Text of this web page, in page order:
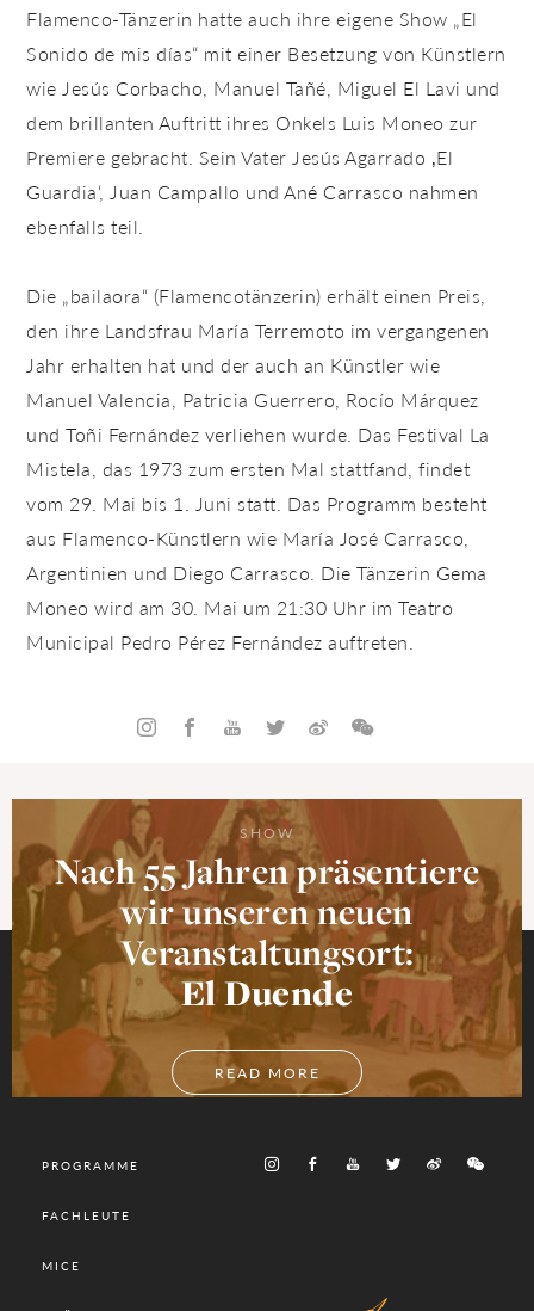
Flamenco-Tänzerin hatte auch ihre eigene Show „El
Sonido de mis días“ mit einer Besetzung von Künstlern
wie Jesús Corbacho, Manuel Tañé, Miguel El Lavi und
dem brillanten Auftritt ihres Onkels Luis Moneo zur
Premiere gebracht. Sein Vater Jesús Agarrado ‚El
Guardia‘, Juan Campallo und Ané Carrasco nahmen
ebenfalls teil.
Die „bailaora“ (Flamencotänzerin) erhält einen Preis,
den ihre Landsfrau María Terremoto im vergangenen
Jahr erhalten hat und der auch an Künstler wie
Manuel Valencia, Patricia Guerrero, Rocío Márquez
und Toñi Fernández verliehen wurde. Das Festival La
Mistela, das 1973 zum ersten Mal stattfand, findet
vom 29. Mai bis 1. Juni statt. Das Programm besteht
aus Flamenco-Künstlern wie María José Carrasco,
Argentinien und Diego Carrasco. Die Tänzerin Gema
Moneo wird am 30. Mai um 21:30 Uhr im Teatro
Municipal Pedro Pérez Fernández auftreten.
SHOW
Nach 55 Jahren präsentiere
wir unseren neuen
Veranstaltungsort:
El Duende
READ MORE
PROGRAMME
FACHLEUTE
MICE